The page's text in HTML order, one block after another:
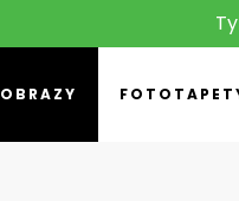
OBRAZY